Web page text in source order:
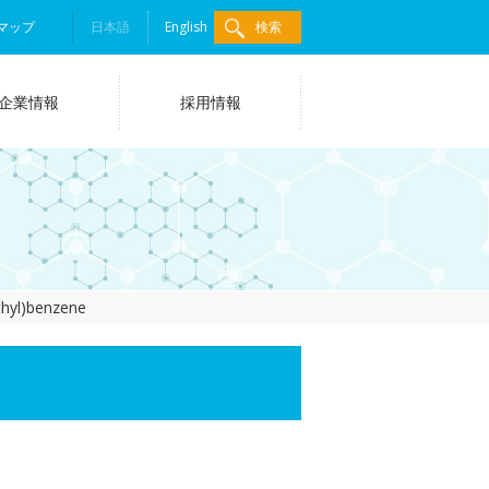
ップ 日本語 English 検索
業情報 採用情報